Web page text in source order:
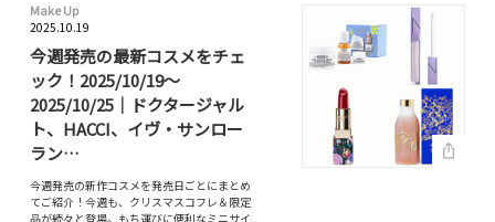
Make Up
2025.10.19
今週発売の最新コスメをチェ
ック！2025/10/19～
2025/10/25｜ドクタージャル
ト、HACCI、イヴ・サンロー
ラン…
今週発売の新作コスメを発売日ごとにまとめ
てご紹介！今週も、クリスマスコフレ＆限定
品が続々と登場。もち運びに便利なミニサイ